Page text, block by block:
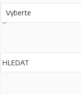
Vyberte